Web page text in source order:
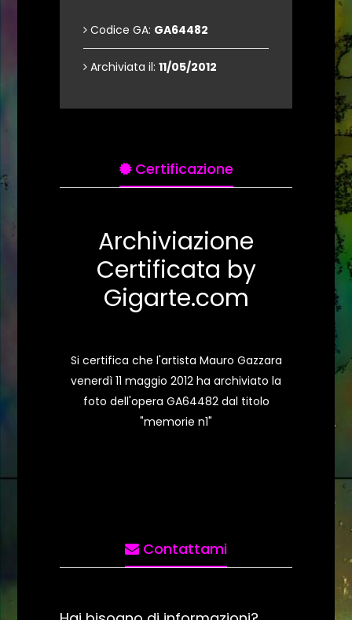
Codice GA: GA64482
Archiviata il: 11/05/2012
Certificazione
Archiviazione
Certificata by
Gigarte.com
Si certifica che l'artista Mauro Gazzara
venerdì 11 maggio 2012 ha archiviato la
foto dell'opera GA64482 dal titolo
"memorie n1"
Contattami